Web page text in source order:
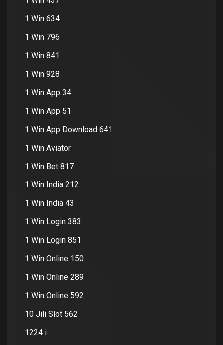
1 Win 634
1 Win 796
1 Win 841
1 Win 928
1 Win App 34
1 Win App 51
1 Win App Download 641
1 Win Aviator
1 Win Bet 817
1 Win India 212
1 Win India 43
1 Win Login 383
1 Win Login 851
1 Win Online 150
1 Win Online 289
1 Win Online 592
10 Jili Slot 562
1224 i